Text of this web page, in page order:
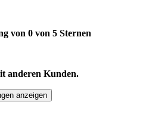
von 0 von 5 Sternen
anderen Kunden.
anzeigen